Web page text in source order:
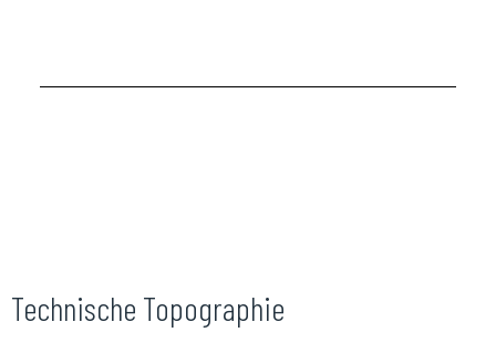
Technische Topographie